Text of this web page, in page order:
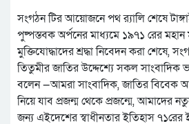
সংগঠন টির আয়োজনে পথ র‌্যালি শেষে
পুষ্পস্তবক অর্পনের মাধ্যমে ১৯৭১ রের মহান
মুক্তিযোদ্ধাদের শ্রদ্ধা নিবেদন করা শেষে,
তিতুমীর জাতির উদ্দেশ্যে সকল সাংবাদিক
বলেন —আমরা সাংবাদিক, জাতির বিবেক
নিয়ে যাব প্রজন্ম থেকে প্রজন্মে, আমাদের
জন্য এইদেশের স্বাধীনতার ইতিহাস